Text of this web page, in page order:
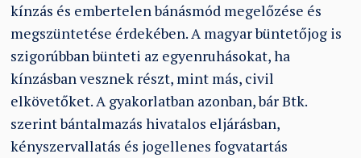
kínzás és embertelen bánásmód megelőzése és
megszüntetése érdekében. A magyar büntetőjog is
szigorúbban bünteti az egyenruhásokat, ha
kínzásban vesznek részt, mint más, civil
elkövetőket. A gyakorlatban azonban, bár Btk.
szerint bántalmazás hivatalos eljárásban,
kényszervallatás és jogellenes fogvatartás